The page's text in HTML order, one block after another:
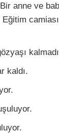
anne ve
kaldı.